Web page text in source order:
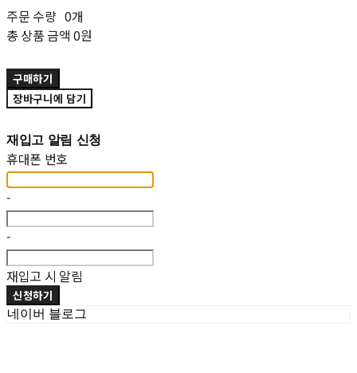
주문 수량 0개
총 상품 금액 0원
구매하기
장바구니에 담기
재입고 알림 신청
휴대폰 번호
-
-
재입고 시 알림
신청하기
네이버 블로그